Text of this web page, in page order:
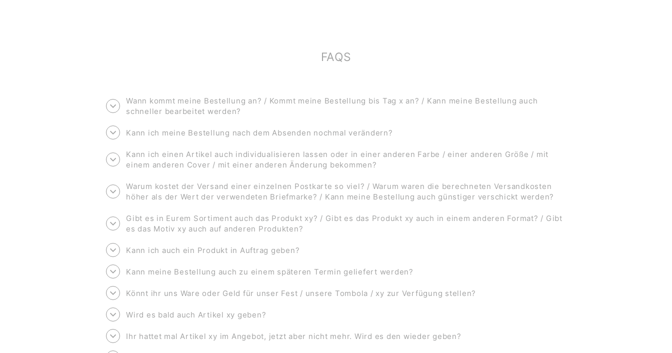
FAQS
Wann kommt meine Bestellung an? / Kommt meine Bestellung bis Tag x an? / Kann meine Bestellung auch
schneller bearbeitet werden?
Kann ich meine Bestellung nach dem Absenden nochmal verändern?
Kann ich einen Artikel auch individualisieren lassen oder in einer anderen Farbe / einer anderen Größe / mit
einem anderen Cover / mit einer anderen Änderung bekommen?
Warum kostet der Versand einer einzelnen Postkarte so viel? / Warum waren die berechneten Versandkosten
höher als der Wert der verwendeten Briefmarke? / Kann meine Bestellung auch günstiger verschickt werden?
Gibt es in Eurem Sortiment auch das Produkt xy? / Gibt es das Produkt xy auch in einem anderen Format? / Gibt
es das Motiv xy auch auf anderen Produkten?
Kann ich auch ein Produkt in Auftrag geben?
Kann meine Bestellung auch zu einem späteren Termin geliefert werden?
Könnt ihr uns Ware oder Geld für unser Fest / unsere Tombola / xy zur Verfügung stellen?
Wird es bald auch Artikel xy geben?
Ihr hattet mal Artikel xy im Angebot, jetzt aber nicht mehr. Wird es den wieder geben?